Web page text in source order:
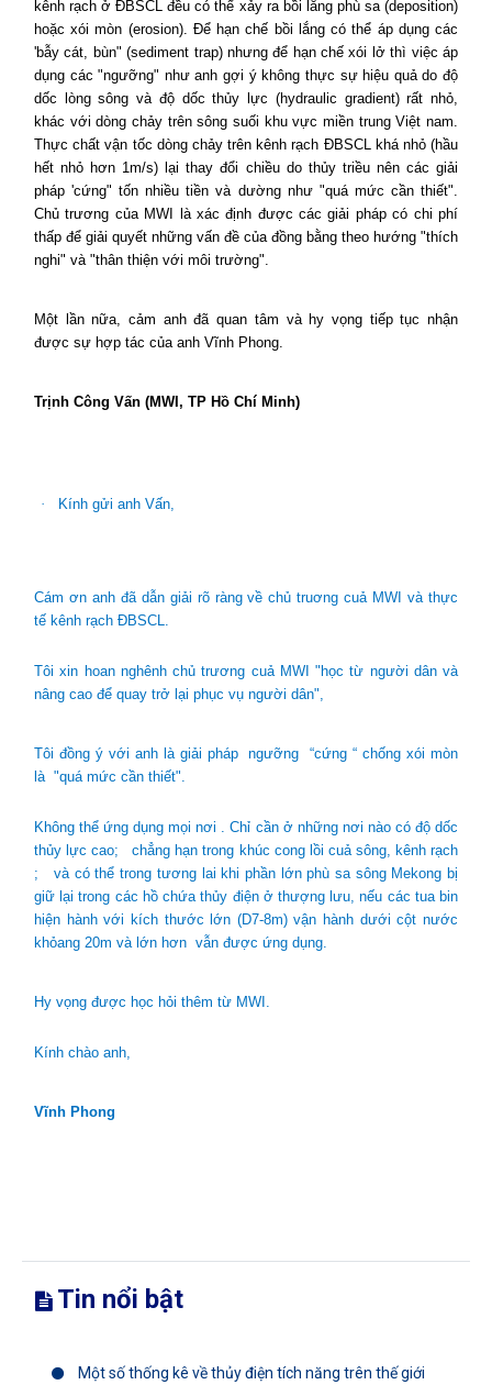
kênh rạch ở ĐBSCL đều có thể xảy ra bồi lắng phù sa (deposition)
hoặc xói mòn (erosion). Để hạn chế bồi lắng có thể áp dụng các
'bẫy cát, bùn" (sediment trap) nhưng để hạn chế xói lở thì việc áp
dụng các "ngưỡng" như anh gợi ý không thực sự hiệu quả do độ
dốc lòng sông và độ dốc thủy lực (hydraulic gradient) rất nhỏ,
khác với dòng chảy trên sông suối khu vực miền trung Việt nam.
Thực chất vận tốc dòng chảy trên kênh rạch ĐBSCL khá nhỏ (hầu
hết nhỏ hơn 1m/s) lại thay đổi chiều do thủy triều nên các giải
pháp 'cứng" tốn nhiều tiền và dường như "quá mức cần thiết".
Chủ trương của MWI là xác định được các giải pháp có chi phí
thấp để giải quyết những vấn đề của đồng bằng theo hướng "thích
nghi" và "thân thiện với môi trường".
Một lần nữa, cảm anh đã quan tâm và hy vọng tiếp tục nhận
được sự hợp tác của anh Vĩnh Phong.
Trịnh Công Vấn (MWI, TP Hồ Chí Minh)
· Kính gửi anh Vấn,
Cám ơn anh đã dẫn giải rõ ràng về chủ truơng cuả MWI và thực
tế kênh rạch ĐBSCL.
Tôi xin hoan nghênh chủ trương cuả MWI "học từ người dân và
nâng cao để quay trở lại phục vụ người dân",
Tôi đồng ý với anh là giải pháp ngưỡng “cứng “ chống xói mòn
là "quá mức cần thiết".
Không thể ứng dụng mọi nơi . Chỉ cần ở những nơi nào có độ dốc
thủy lực cao; chẳng hạn trong khúc cong lồi cuả sông, kênh rạch
; và có thể trong tương lai khi phần lớn phù sa sông Mekong bị
giữ lại trong các hồ chứa thủy điện ở thượng lưu, nếu các tua bin
hiện hành với kích thước lớn (D7-8m) vận hành dưới cột nước
khỏang 20m và lớn hơn vẫn được ứng dụng.
Hy vọng được học hỏi thêm từ MWI.
Kính chào anh,
Vĩnh Phong
Tin nổi bật
Một số thống kê về thủy điện tích năng trên thế giới